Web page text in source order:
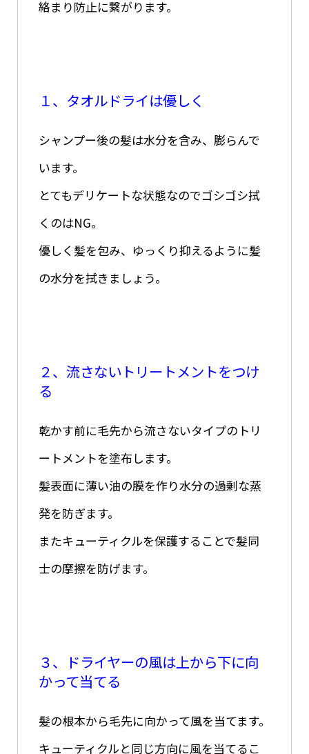
絡まり防止に繋がります。
１、タオルドライは優しく
シャンプー後の髪は水分を含み、膨らんで
います。
とてもデリケートな状態なのでゴシゴシ拭
くのはNG。
優しく髪を包み、ゆっくり抑えるように髪
の水分を拭きましょう。
２、流さないトリートメントをつけ
る
乾かす前に毛先から流さないタイプのトリ
ートメントを塗布します。
髪表面に薄い油の膜を作り水分の過剰な蒸
発を防ぎます。
またキューティクルを保護することで髪同
士の摩擦を防げます。
３、ドライヤーの風は上から下に向
かって当てる
髪の根本から毛先に向かって風を当てます。
キューティクルと同じ方向に風を当てるこ